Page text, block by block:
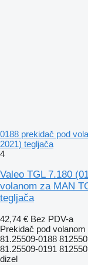
0188 prekidač pod
2021) tegljača
4
Valeo TGL 7.180
volanom za MAN
tegljača
42,74 € Bez PDV-a
Prekidač pod volanom
81.25509-0188
81.25509-0191
dizel